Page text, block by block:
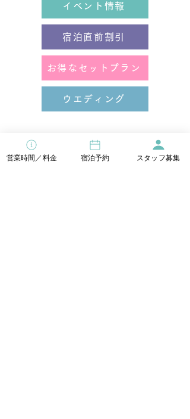
イベント情報
宿泊直前割引
お得なセットプラン
ウエディング
［ 営業時間 ］
温泉入浴／屋外サウナ＆プール
営業時間／料金 宿泊予約 スタッフ募集